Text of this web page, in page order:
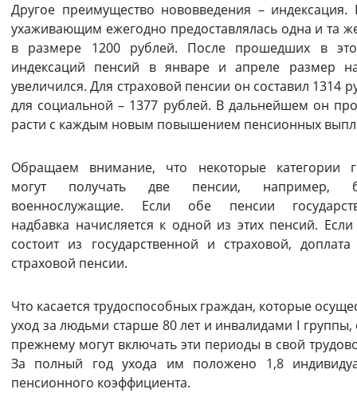
Другое преимущество нововведения – индексация.
ухаживающим ежегодно предоставлялась одна и та
в размере 1200 рублей. После прошедших в
индексаций пенсий в январе и апреле размер
увеличился. Для страховой пенсии он составил 1314
для социальной – 1377 рублей. В дальнейшем он
расти с каждым новым повышением пенсионных
Обращаем внимание, что некоторые категории
могут получать две пенсии, например,
военнослужащие. Если обе пенсии
надбавка начисляется к одной из этих пенсий.
состоит из государственной и страховой,
страховой пенсии.
Что касается трудоспособных граждан, которые
уход за людьми старше 80 лет и инвалидами I
прежнему могут включать эти периоды в свой
За полный год ухода им положено 1,8
пенсионного коэффициента.